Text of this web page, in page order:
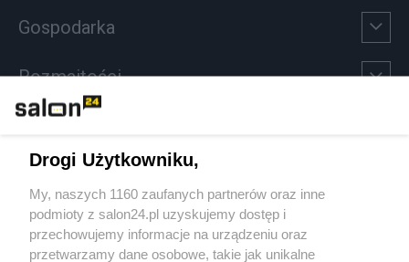
Gospodarka
Rozmaitości
Sport
Społeczeństwo
Drogi Użytkowniku,
My, naszych 1160 zaufanych partnerów oraz inne
podmioty z salon24.pl uzyskujemy dostęp i
przechowujemy informacje na urządzeniu oraz
przetwarzamy dane osobowe, takie jak unikalne